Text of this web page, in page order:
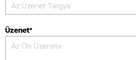
Üzenet*